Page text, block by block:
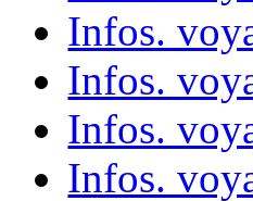
Infos.
Infos.
Infos.
Infos.